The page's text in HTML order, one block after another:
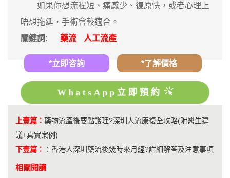
如果你想流程短、痛感少、復原快，或者心理上
唔想拖延，手術會較適合。
關鍵詞:
藥流 人工流產
*立即咨詢 *了解價格
WhatsApp立即預約
上壹篇： 藥物流產後要點護理?深圳人流康復全攻略(附醫生建
議+真實案例)
下壹篇：
： 香港人深圳藥流後幾時來月經?詳細解答及注意事項
相關閱讀